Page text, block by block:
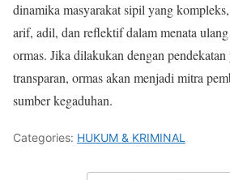
dinamika masyarakat sipil yang
arif, adil, dan reflektif dalam menata
ormas. Jika dilakukan dengan
transparan, ormas akan menjadi mitra
sumber kegaduhan.
Categories: HUKUM & KRIMINAL